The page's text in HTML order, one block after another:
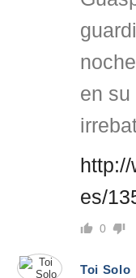
en su
es/
0
Toi Solo